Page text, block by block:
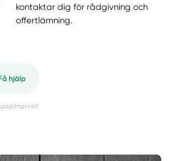
kontaktar dig för rådgivning och
offertlämning.